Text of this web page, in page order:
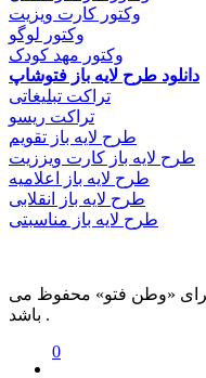
وکتور کارت ویزیت
وکتور لوگو
وکتور مهد کودک
دانلود طرح لایه باز فتوشاپ
تراکت تبلیغاتی
تراکت ریسو
طرح لایه باز تقویم
طرح لایه باز کارت ویززیت
طرح لایه باز اعلامیه
طرح لایه باز انقلابی
طرح لایه باز مناسبتی
«وطن فتو» محفوظ می
باشد .
0